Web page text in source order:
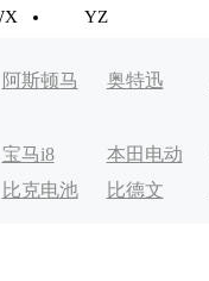
YZ
阿斯顿马 奥特迅
宝马i8 本田电动
车
比克电池 比德文